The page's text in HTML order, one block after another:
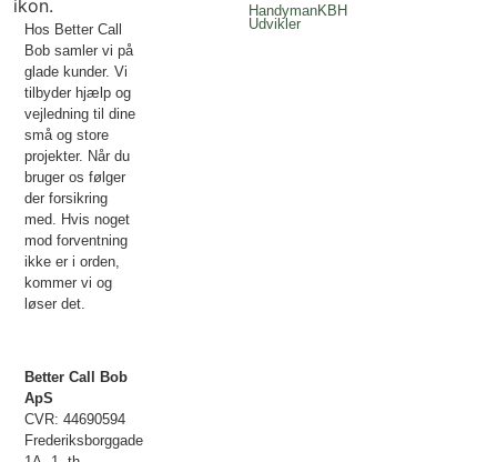
Hos Better Call
Bob samler vi på
glade kunder. Vi
tilbyder hjælp og
vejledning til dine
små og store
projekter. Når du
bruger os følger
der forsikring
med. Hvis noget
mod forventning
ikke er i orden,
kommer vi og
løser det.
Better Call Bob
ApS
CVR: 44690594
Frederiksborggade
HandymanKBH
Udvikler